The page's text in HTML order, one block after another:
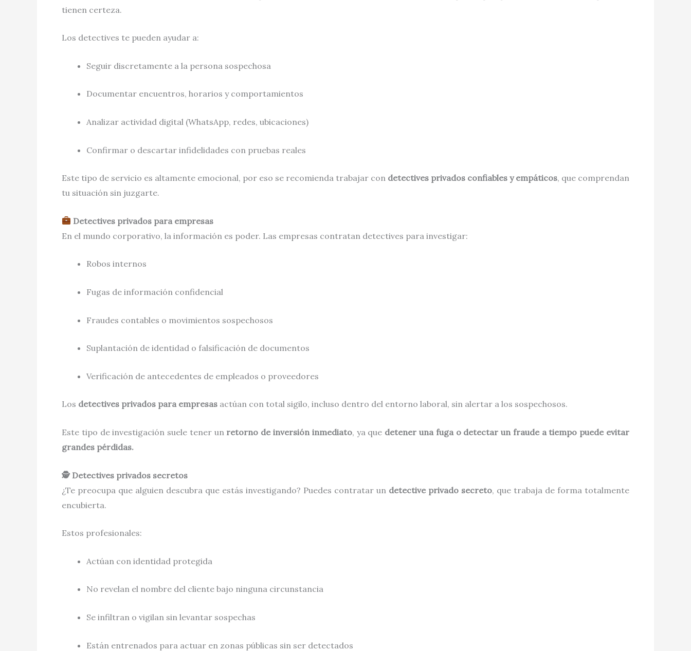
tienen certeza.
Los detectives te pueden ayudar a:
Seguir discretamente a la persona sospechosa
Documentar encuentros, horarios y comportamientos
Analizar actividad digital (WhatsApp, redes, ubicaciones)
Confirmar o descartar infidelidades con pruebas reales
Este tipo de servicio es altamente emocional, por eso se recomienda trabajar con detectives privados confiables y empáticos, que comprendan
tu situación sin juzgarte.
Detectives privados para empresas
En el mundo corporativo, la información es poder. Las empresas contratan detectives para investigar:
Robos internos
Fugas de información confidencial
Fraudes contables o movimientos sospechosos
Suplantación de identidad o falsificación de documentos
Verificación de antecedentes de empleados o proveedores
Los detectives privados para empresas actúan con total sigilo, incluso dentro del entorno laboral, sin alertar a los sospechosos.
Este tipo de investigación suele tener un retorno de inversión inmediato, ya que detener una fuga o detectar un fraude a tiempo puede evitar
grandes pérdidas.
🕵️ Detectives privados secretos
¿Te preocupa que alguien descubra que estás investigando? Puedes contratar un detective privado secreto, que trabaja de forma totalmente
encubierta.
Estos profesionales:
Actúan con identidad protegida
No revelan el nombre del cliente bajo ninguna circunstancia
Se infiltran o vigilan sin levantar sospechas
Están entrenados para actuar en zonas públicas sin ser detectados